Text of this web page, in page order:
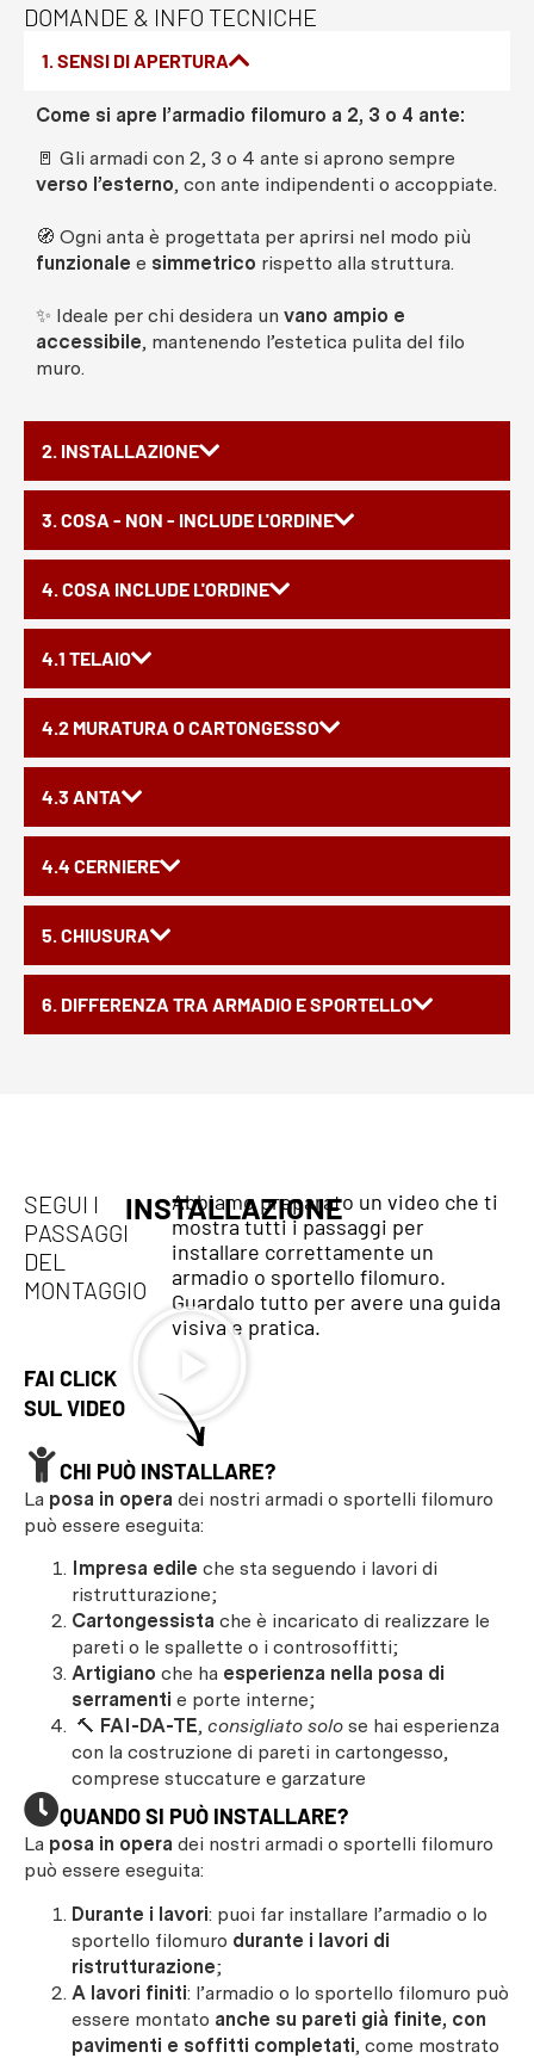
DOMANDE & INFO TECNICHE
1. SENSI DI APERTURA
2. INSTALLAZIONE
3. COSA - NON - INCLUDE L'ORDINE
4. COSA INCLUDE L'ORDINE
4.1 TELAIO
4.2 MURATURA O CARTONGESSO
4.3 ANTA
4.4 CERNIERE
5. CHIUSURA
6. DIFFERENZA TRA ARMADIO E SPORTELLO
Come si apre l’armadio filomuro a 2, 3 o 4 ante:
🚪 Gli armadi con 2, 3 o 4 ante si aprono sempre
verso l’esterno, con ante indipendenti o accoppiate.
🧭 Ogni anta è progettata per aprirsi nel modo più
funzionale e simmetrico rispetto alla struttura.
✨ Ideale per chi desidera un vano ampio e
accessibile, mantenendo l’estetica pulita del filo
muro.
SEGUI I
PASSAGGI
DEL
MONTAGGIO
INSTALLAZIONE
Abbiamo preparato un video che ti
mostra tutti i passaggi per
installare correttamente un
armadio o sportello filomuro.
Guardalo tutto per avere una guida
visiva e pratica.
FAI CLICK
SUL VIDEO
CHI PUÒ INSTALLARE?
La posa in opera dei nostri armadi o sportelli filomuro
può essere eseguita:
Impresa edile che sta seguendo i lavori di
ristrutturazione;
Cartongessista che è incaricato di realizzare le
pareti o le spallette o i controsoffitti;
Artigiano che ha esperienza nella posa di
serramenti e porte interne;
🔨 FAI-DA-TE, consigliato solo se hai esperienza
con la costruzione di pareti in cartongesso,
comprese stuccature e garzature
QUANDO SI PUÒ INSTALLARE?
La posa in opera dei nostri armadi o sportelli filomuro
può essere eseguita:
Durante i lavori: puoi far installare l’armadio o lo
sportello filomuro durante i lavori di
ristrutturazione;
A lavori finiti: l’armadio o lo sportello filomuro può
essere montato anche su pareti già finite, con
pavimenti e soffitti completati, come mostrato